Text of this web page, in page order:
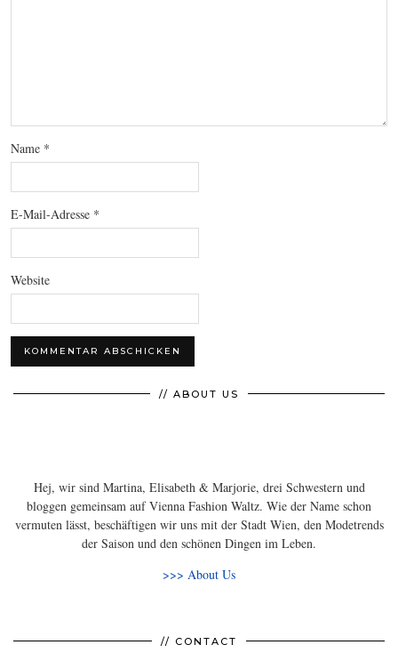
Name *
E-Mail-Adresse *
Website
// ABOUT US
Hej, wir sind Martina, Elisabeth & Marjorie, drei Schwestern und
bloggen gemeinsam auf Vienna Fashion Waltz. Wie der Name schon
vermuten lässt, beschäftigen wir uns mit der Stadt Wien, den Modetrends
der Saison und den schönen Dingen im Leben.
>>> About Us
// CONTACT